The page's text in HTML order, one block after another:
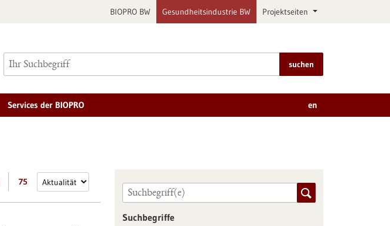
BIOPRO BW Gesundheitsindustrie BW Projektseiten
suchen
Services der BIOPRO en
75
Suchbegriffe